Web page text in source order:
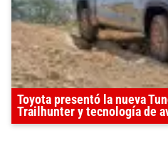
Toyota presentó la nueva
Trailhunter y tecnología de